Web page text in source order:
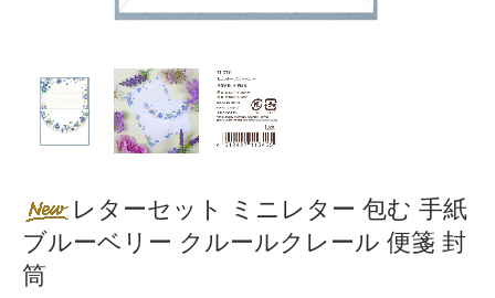
レターセット ミニレター 包む 手紙
ブルーベリー クルールクレール 便箋 封
筒